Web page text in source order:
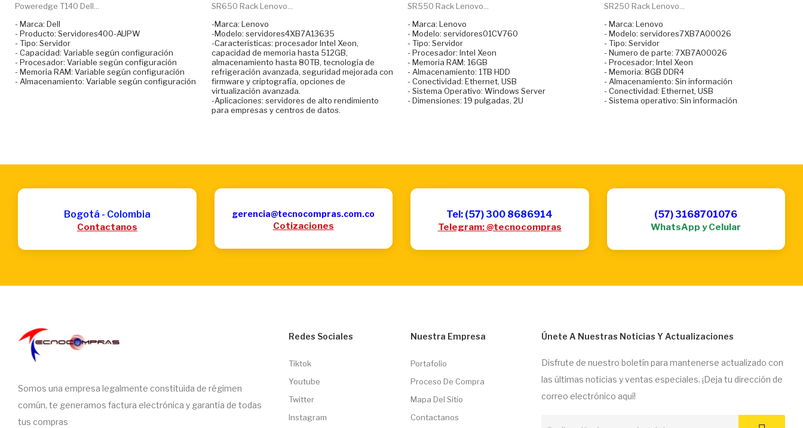
Poweredge T140 Dell...
- Marca: Dell
- Producto: Servidores400-AUPW
- Tipo: Servidor
- Capacidad: Variable según configuración
- Procesador: Variable según configuración
- Memoria RAM: Variable según configuración
- Almacenamiento: Variable según configuración
SR650 Rack Lenovo...
-Marca: Lenovo
-Modelo: servidores4XB7A13635
-Características: procesador Intel Xeon,
capacidad de memoria hasta 512GB,
almacenamiento hasta 80TB, tecnología de
refrigeración avanzada, seguridad mejorada con
firmware y criptografía, opciones de
virtualización avanzada.
-Aplicaciones: servidores de alto rendimiento
para empresas y centros de datos.
SR550 Rack Lenovo...
- Marca: Lenovo
- Modelo: servidores01CV760
- Tipo: Servidor
- Procesador: Intel Xeon
- Memoria RAM: 16GB
- Almacenamiento: 1TB HDD
- Conectividad: Ethernet, USB
- Sistema Operativo: Windows Server
- Dimensiones: 19 pulgadas, 2U
SR250 Rack Lenovo...
- Marca: Lenovo
- Modelo: servidores7XB7A00026
- Tipo: Servidor
- Numero de parte: 7XB7A00026
- Procesador: Intel Xeon
- Memoria: 8GB DDR4
- Almacenamiento: Sin información
- Conectividad: Ethernet, USB
- Sistema operativo: Sin información
Bogotá - Colombia
Contactanos
gerencia@tecnocompras.com.co
Cotizaciones
Tel: (57) 300 8686914
Telegram: @tecnocompras
(57) 3168701076
WhatsApp y Celular
Somos una empresa legalmente constituida de régimen
común, te generamos factura electrónica y garantía de todas
tus compras
Redes Sociales
Tiktok
Youtube
Twitter
Instagram
Nuestra Empresa
Portafolio
Proceso De Compra
Mapa Del Sitio
Contactanos
Únete A Nuestras Noticias Y Actualizaciones
Disfrute de nuestro boletín para mantenerse actualizado con
las últimas noticias y ventas especiales. ¡Deja tu dirección de
correo electrónico aquí!